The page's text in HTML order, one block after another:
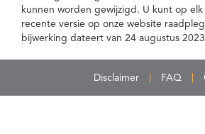
kunnen worden gewijzigd. U kunt op
recente versie op onze website
bijwerking dateert van 24 augustus
Disclaimer FAQ